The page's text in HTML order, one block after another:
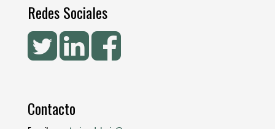
Redes Sociales
Contacto